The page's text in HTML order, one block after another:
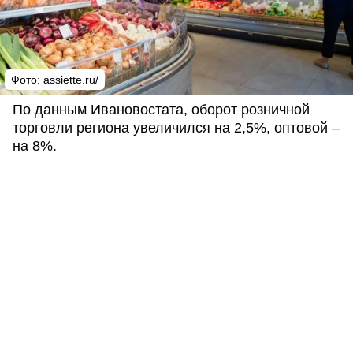
Фото: assiette.ru/
По данным Ивановостата, оборот розничной
торговли региона увеличился на 2,5%, оптовой –
на 8%.